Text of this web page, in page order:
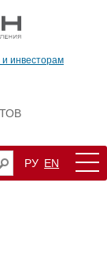
и инвесторам
РУ EN